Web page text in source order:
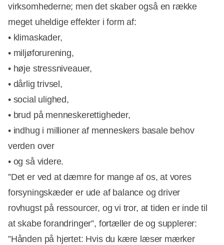
virksomhederne; men det skaber også en række
meget uheldige effekter i form af:
• klimaskader,
• miljøforurening,
• høje stressniveauer,
• dårlig trivsel,
• social ulighed,
• brud på menneskerettigheder,
• indhug i millioner af menneskers basale behov
verden over
• og så videre.
”Det er ved at dæmre for mange af os, at vores
forsyningskæder er ude af balance og driver
rovhugst på ressourcer, og vi tror, at tiden er inde til
at skabe forandringer”, fortæller de og supplerer:
”Hånden på hjertet: Hvis du kære læser mærker